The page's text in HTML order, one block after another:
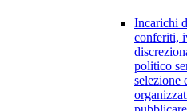
Incarichi
conferiti,
politico
selezione